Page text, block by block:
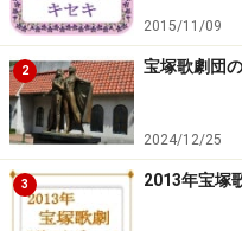
16日(金)【OG】はいだ
んに叱られる！」
18日(日)【OG】映美く
21日(水)【宙組】真風涼
ミエール 宙組『異人た
2015/11/09
2 宝塚歌劇団
2024/12/25
3 2013年宝塚